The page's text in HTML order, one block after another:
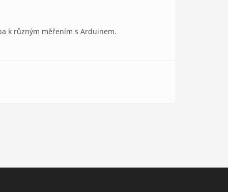
k různým měřením s Arduinem.